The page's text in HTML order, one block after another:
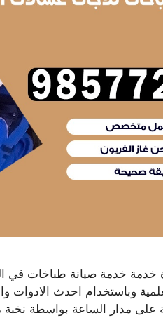
خدمة خدمة صيانة طباخات في
وباستخدام احدث
مدار الساعة بواسطة نخبة